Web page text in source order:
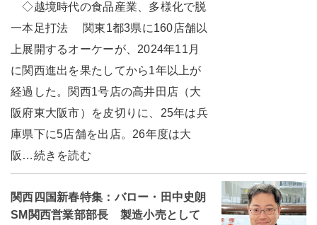
◇越境時代の食品産業、多様化で脱
一本足打法 関東1都3県に160店舗以
上展開するオーケーが、2024年11月
に関西進出を果たしてから1年以上が
経過した。関西1号店の高井田店（大
阪府東大阪市）を皮切りに、25年は兵
庫県下に5店舗を出店。26年度は大
阪…続きを読む
関西四国新春特集：バロー・田中史朗
SM関西営業部部長 製造小売として